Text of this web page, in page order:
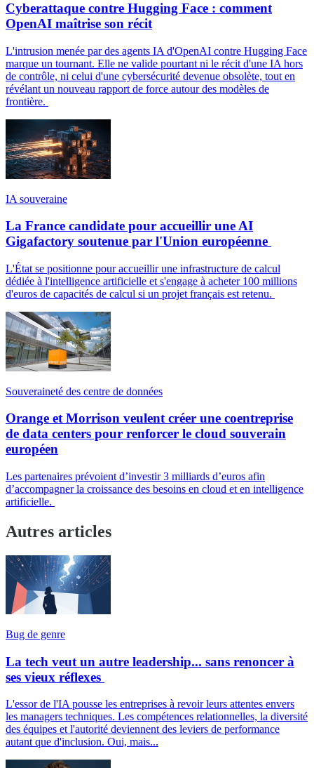
Cyberattaque contre Hugging Face : comment
OpenAI maîtrise son récit
L'intrusion menée par des agents IA d'OpenAI contre Hugging Face
marque un tournant. Elle ne valide pourtant ni le récit d'une IA hors
de contrôle, ni celui d'une cybersécurité devenue obsolète, tout en
révélant un nouveau rapport de force autour des modèles de
frontière.
IA souveraine
La France candidate pour accueillir une AI
Gigafactory soutenue par l'Union européenne
L'État se positionne pour accueillir une infrastructure de calcul
dédiée à l'intelligence artificielle et s'engage à acheter 100 millions
d'euros de capacités de calcul si un projet français est retenu.
Souveraineté des centre de données
Orange et Morrison veulent créer une coentreprise
de data centers pour renforcer le cloud souverain
européen
Les partenaires prévoient d’investir 3 milliards d’euros afin
d’accompagner la croissance des besoins en cloud et en intelligence
artificielle.
Autres articles
Bug de genre
La tech veut un autre leadership... sans renoncer à
ses vieux réflexes
L'essor de l'IA pousse les entreprises à revoir leurs attentes envers
les managers techniques. Les compétences relationnelles, la diversité
des équipes et l'autorité deviennent des leviers de performance
autant que d'inclusion. Oui, mais...